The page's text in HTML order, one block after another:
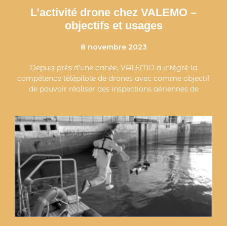
L’activité drone chez VALEMO –
objectifs et usages
8 novembre 2023
Depuis près d’une année, VALEMO a intégré la
compétence télépilote de drones avec comme objectif
de pouvoir réaliser des inspections aériennes de